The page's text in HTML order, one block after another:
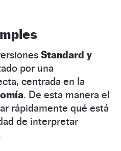
Standard y
por una
centrada en la
. De esta manera el
rápidamente qué está
de interpretar